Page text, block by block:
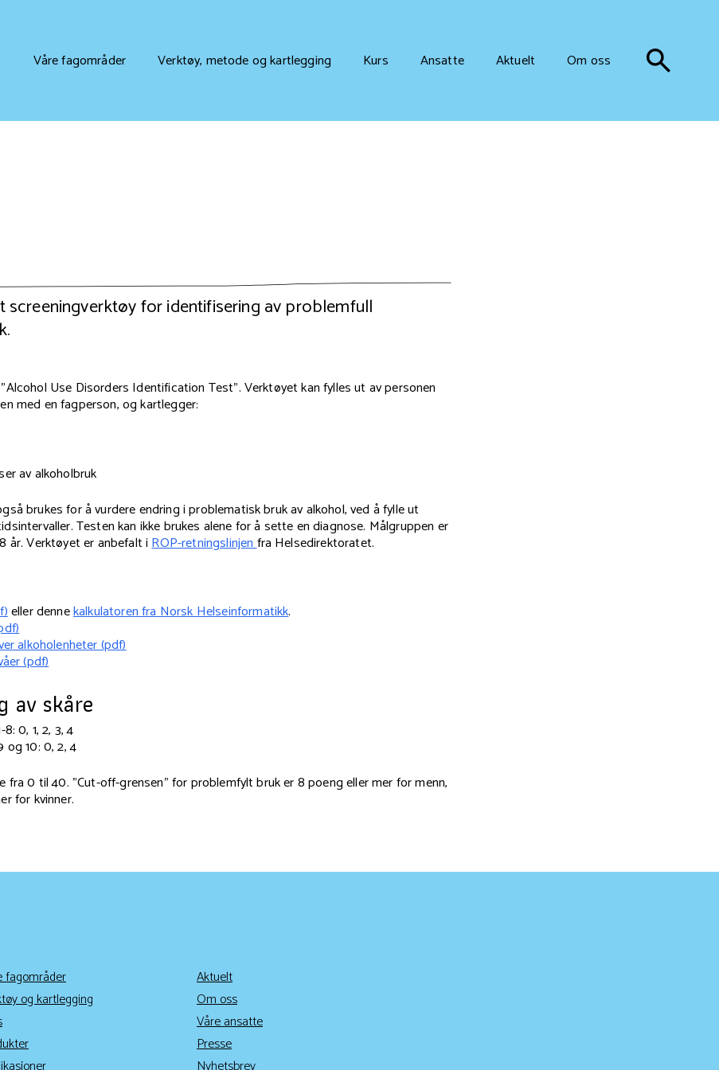
Våre fagområder Verktøy, metode og kartlegging Kurs Ansatte Aktuelt Om oss
screeningverktøy for identifisering av problemfull
Use Disorders Identification Test". Verktøyet kan fylles ut av personen
med en fagperson, og kartlegger:
av alkoholbruk
brukes for å vurdere endring i problematisk bruk av alkohol, ved å fylle ut
Testen kan ikke brukes alene for å sette en diagnose. Målgruppen er
år. Verktøyet er anbefalt iROP-retningslinjenfra Helsedirektoratet.
eller dennekalkulatoren fra Norsk Helseinformatikk.
alkoholenheter (pdf)
(pdf)
av skåre
0, 1, 2, 3, 4
og 10: 0, 2, 4
fra 0 til 40. "Cut-off-grensen" for problemfylt bruk er 8 poeng eller mer for menn,
for kvinner.
fagområder
og kartlegging
Aktuelt
Om oss
Våre ansatte
Presse